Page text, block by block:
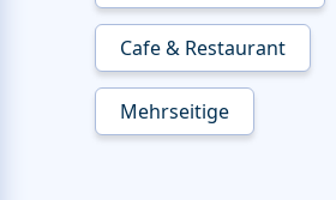
Cafe & Restaurant
Mehrseitige